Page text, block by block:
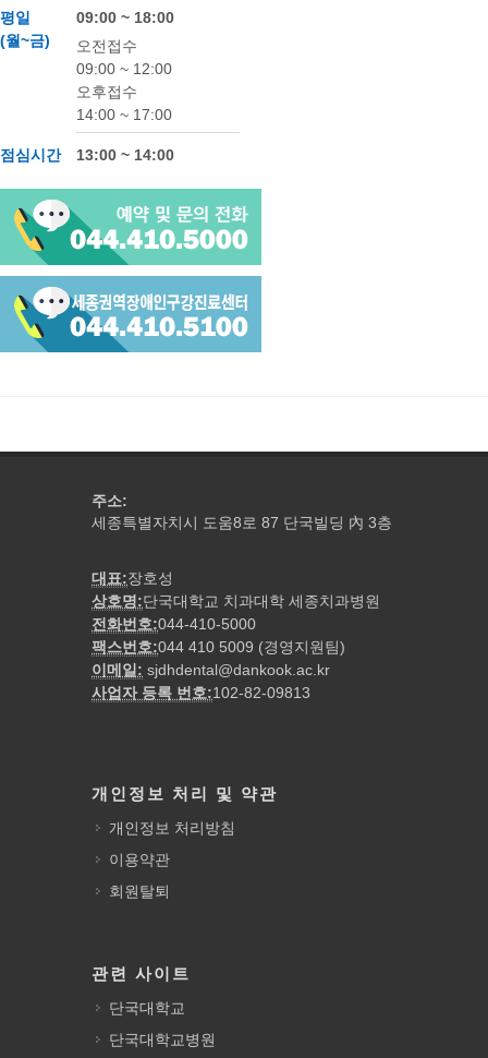
평일
(월~금)
09:00 ~ 18:00
오전접수
09:00 ~ 12:00
오후접수
14:00 ~ 17:00
점심시간 13:00 ~ 14:00
주소:
세종특별자치시 도움8로 87 단국빌딩 內 3층
대표:장호성
상호명:단국대학교 치과대학 세종치과병원
전화번호:044-410-5000
팩스번호:044 410 5009 (경영지원팀)
이메일: sjdhdental@dankook.ac.kr
사업자 등록 번호:102-82-09813
개인정보 처리 및 약관
개인정보 처리방침
이용약관
회원탈퇴
관련 사이트
단국대학교
단국대학교병원